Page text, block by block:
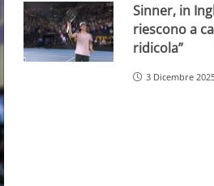
Sinner, in
riescono a
ridicola”
3 Dicembre